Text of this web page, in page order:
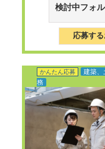
検討中フォ
応募す
かんたん応募
建築、
務